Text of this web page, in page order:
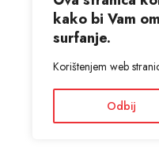
kako bi Vam
surfanje.
Korištenjem web
Odbij